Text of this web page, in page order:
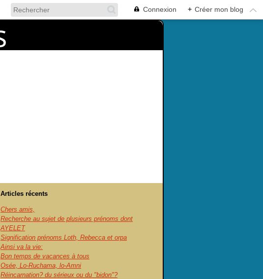
Connexion + Créer mon blog
Articles récents
Chers amis,
Recherche au sujet de plusieurs prénoms dont
AYELET
Signification prénoms Loth, Rebecca et orpa
Ainsi va la vie:
Bon temps de vacances à tous
Osée, Lo-Ruchama, lo-Amni
Réincarnation? du sérieux ou du "bidon"?